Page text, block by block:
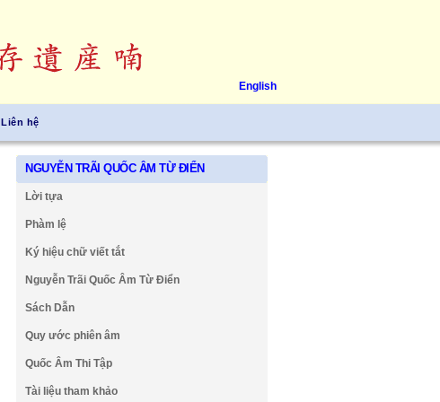
English
Liên hệ
NGUYỄN TRÃI QUỐC ÂM TỪ ĐIỂN
Lời tựa
Phàm lệ
Ký hiệu chữ viết tắt
Nguyễn Trãi Quốc Âm Từ Điển
Sách Dẫn
Quy ước phiên âm
Quốc Âm Thi Tập
Tài liệu tham khảo